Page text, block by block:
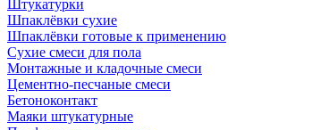
Штукатурки
Шпаклёвки сухие
Шпаклёвки готовые к применению
Сухие смеси для пола
Монтажные и кладочные смеси
Цементно-песчаные смеси
Бетоноконтакт
Маяки штукатурные